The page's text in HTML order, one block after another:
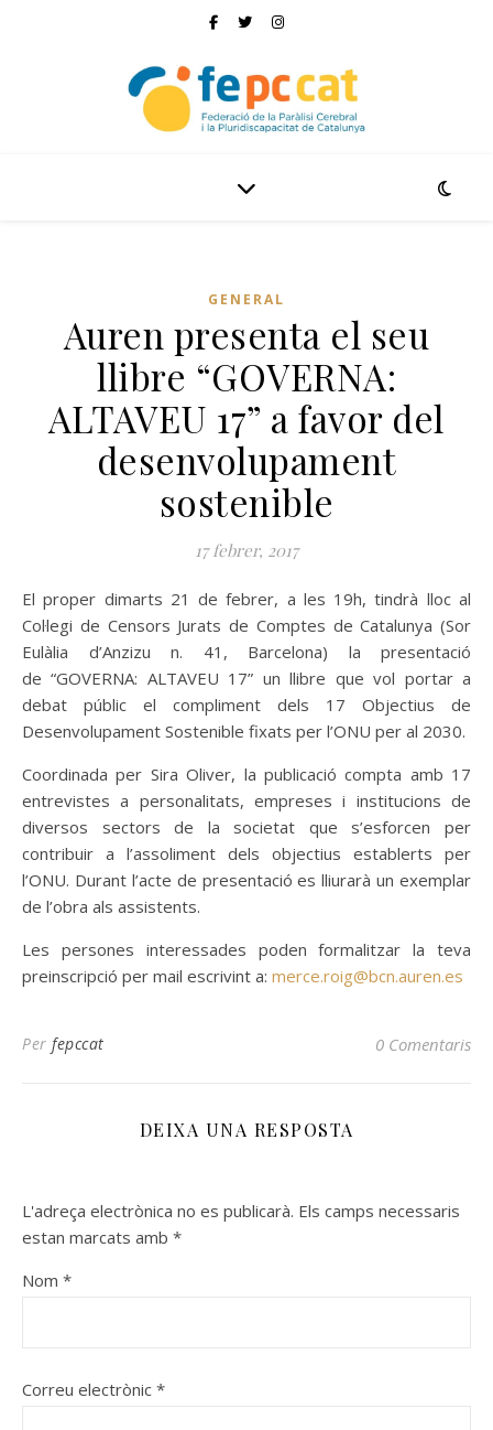
GENERAL
Auren presenta el seu
llibre “GOVERNA:
ALTAVEU 17” a favor del
desenvolupament
sostenible
17 febrer, 2017
El proper dimarts 21 de febrer, a les 19h, tindrà lloc al
Col·legi de Censors Jurats de Comptes de Catalunya (Sor
Eulàlia d’Anzizu n. 41, Barcelona) la presentació
de “GOVERNA: ALTAVEU 17” un llibre que vol portar a
debat públic el compliment dels 17 Objectius de
Desenvolupament Sostenible fixats per l’ONU per al 2030.
Coordinada per Sira Oliver, la publicació compta amb 17
entrevistes a personalitats, empreses i institucions de
diversos sectors de la societat que s’esforcen per
contribuir a l’assoliment dels objectius establerts per
l’ONU. Durant l’acte de presentació es lliurarà un exemplar
de l’obra als assistents.
Les persones interessades poden formalitzar la teva
preinscripció per mail escrivint a: merce.roig@bcn.auren.es
Per fepccat 0 Comentaris
DEIXA UNA RESPOSTA
L'adreça electrònica no es publicarà. Els camps necessaris
estan marcats amb *
Nom *
Correu electrònic *